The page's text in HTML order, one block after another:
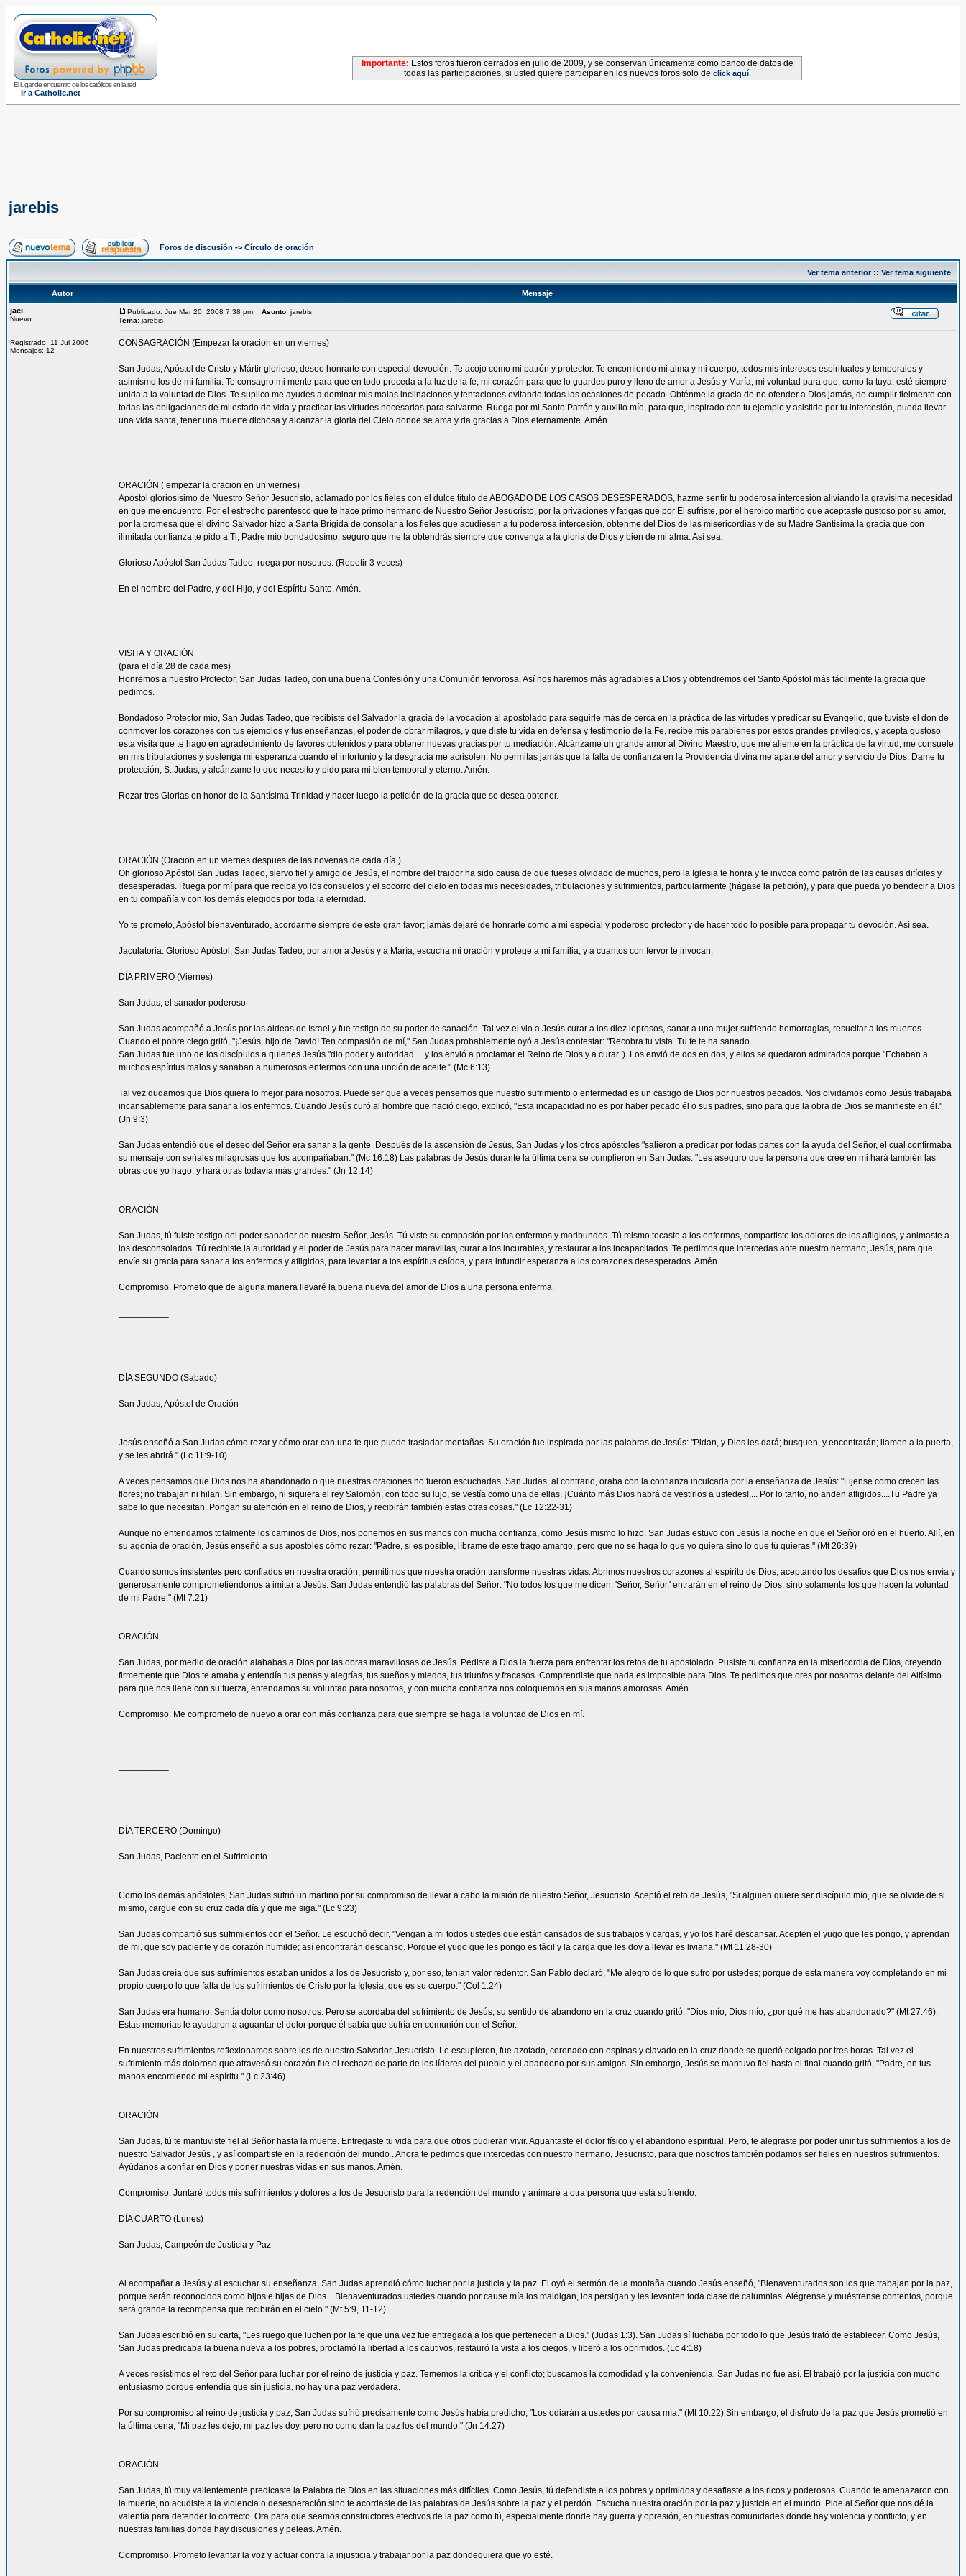
El lugar de encuentro de los católicos en la red
Ir a Catholic.net
Importante: Estos foros fueron cerrados en julio de 2009, y se conservan únicamente como banco de datos de
todas las participaciones, si usted quiere participar en los nuevos foros solo de click aquí.
jarebis
Foros de discusión -> Círculo de oración
Ver tema anterior:: Ver tema siguiente
Autor
Mensaje
jaei
Nuevo
Registrado: 11 Jul 2006
Mensajes: 12
Publicado: Jue Mar 20, 2008 7:38 pm Asunto: jarebis
Tema: jarebis
CONSAGRACIÓN (Empezar la oracion en un viernes)
San Judas, Apóstol de Cristo y Mártir glorioso, deseo honrarte con especial devoción. Te acojo como mi patrón y protector. Te encomiendo mi alma y mi cuerpo, todos mis intereses espirituales y temporales y
asimismo los de mi familia. Te consagro mi mente para que en todo proceda a la luz de la fe; mi corazón para que lo guardes puro y lleno de amor a Jesús y María; mi voluntad para que, como la tuya, esté siempre
unida a la voluntad de Dios. Te suplico me ayudes a dominar mis malas inclinaciones y tentaciones evitando todas las ocasiones de pecado. Obténme la gracia de no ofender a Dios jamás, de cumplir fielmente con
todas las obligaciones de mi estado de vida y practicar las virtudes necesarias para salvarme. Ruega por mi Santo Patrón y auxilio mío, para que, inspirado con tu ejemplo y asistido por tu intercesión, pueda llevar
una vida santa, tener una muerte dichosa y alcanzar la gloria del Cielo donde se ama y da gracias a Dios eternamente. Amén.
ORACIÓN ( empezar la oracion en un viernes)
Apóstol gloriosísimo de Nuestro Señor Jesucristo, aclamado por los fieles con el dulce título de ABOGADO DE LOS CASOS DESESPERADOS, hazme sentir tu poderosa intercesión aliviando la gravísima necesidad
en que me encuentro. Por el estrecho parentesco que te hace primo hermano de Nuestro Señor Jesucristo, por la privaciones y fatigas que por El sufriste, por el heroico martirio que aceptaste gustoso por su amor,
por la promesa que el divino Salvador hizo a Santa Brígida de consolar a los fieles que acudiesen a tu poderosa intercesión, obtenme del Dios de las misericordias y de su Madre Santísima la gracia que con
ilimitada confianza te pido a Ti, Padre mío bondadosímo, seguro que me la obtendrás siempre que convenga a la gloria de Dios y bien de mi alma. Así sea.
Glorioso Apóstol San Judas Tadeo, ruega por nosotros. (Repetir 3 veces)
En el nombre del Padre, y del Hijo, y del Espíritu Santo. Amén.
VISITA Y ORACIÓN
(para el día 28 de cada mes)
Honremos a nuestro Protector, San Judas Tadeo, con una buena Confesión y una Comunión fervorosa. Así nos haremos más agradables a Dios y obtendremos del Santo Apóstol más fácilmente la gracia que
pedimos.
Bondadoso Protector mío, San Judas Tadeo, que recibiste del Salvador la gracia de la vocación al apostolado para seguirle más de cerca en la práctica de las virtudes y predicar su Evangelio, que tuviste el don de
conmover los corazones con tus ejemplos y tus enseñanzas, el poder de obrar milagros, y que diste tu vida en defensa y testimonio de la Fe, recibe mis parabienes por estos grandes privilegios, y acepta gustoso
esta visita que te hago en agradecimiento de favores obtenidos y para obtener nuevas gracias por tu mediación. Alcánzame un grande amor al Divino Maestro, que me aliente en la práctica de la virtud, me consuele
en mis tribulaciones y sostenga mi esperanza cuando el infortunio y la desgracia me acrisolen. No permitas jamás que la falta de confianza en la Providencia divina me aparte del amor y servicio de Dios. Dame tu
protección, S. Judas, y alcánzame lo que necesito y pido para mi bien temporal y eterno. Amén.
Rezar tres Glorias en honor de la Santísima Trinidad y hacer luego la petición de la gracia que se desea obtener.
ORACIÓN (Oracion en un viernes despues de las novenas de cada día.)
Oh glorioso Apóstol San Judas Tadeo, siervo fiel y amigo de Jesús, el nombre del traidor ha sido causa de que fueses olvidado de muchos, pero la Iglesia te honra y te invoca como patrón de las causas difíciles y
desesperadas. Ruega por mí para que reciba yo los consuelos y el socorro del cielo en todas mis necesidades, tribulaciones y sufrimientos, particularmente (hágase la petición), y para que pueda yo bendecir a Dios
en tu compañía y con los demás elegidos por toda la eternidad.
Yo te prometo, Apóstol bienaventurado, acordarme siempre de este gran favor; jamás dejaré de honrarte como a mi especial y poderoso protector y de hacer todo lo posible para propagar tu devoción. Así sea.
Jaculatoria. Glorioso Apóstol, San Judas Tadeo, por amor a Jesús y a María, escucha mi oración y protege a mi familia, y a cuantos con fervor te invocan.
DÍA PRIMERO (Viernes)
San Judas, el sanador poderoso
San Judas acompañó a Jesús por las aldeas de Israel y fue testigo de su poder de sanación. Tal vez el vio a Jesús curar a los diez leprosos, sanar a una mujer sufriendo hemorragias, resucitar a los muertos.
Cuando el pobre ciego gritó, "¡Jesús, hijo de David! Ten compasión de mí," San Judas probablemente oyó a Jesús contestar: "Recobra tu vista. Tu fe te ha sanado.
San Judas fue uno de los discípulos a quienes Jesús "dio poder y autoridad ... y los envió a proclamar el Reino de Dios y a curar. ). Los envió de dos en dos, y ellos se quedaron admirados porque "Echaban a
muchos espíritus malos y sanaban a numerosos enfermos con una unción de aceite." (Mc 6:13)
Tal vez dudamos que Dios quiera lo mejor para nosotros. Puede ser que a veces pensemos que nuestro sufrimiento o enfermedad es un castigo de Dios por nuestros pecados. Nos olvidamos como Jesús trabajaba
incansablemente para sanar a los enfermos. Cuando Jesús curó al hombre que nació ciego, explicó, "Esta incapacidad no es por haber pecado él o sus padres, sino para que la obra de Dios se manifieste en él."
(Jn 9:3)
San Judas entendió que el deseo del Señor era sanar a la gente. Después de la ascensión de Jesús, San Judas y los otros apóstoles "salieron a predicar por todas partes con la ayuda del Señor, el cual confirmaba
su mensaje con señales milagrosas que los acompañaban." (Mc 16:18) Las palabras de Jesús durante la última cena se cumplieron en San Judas: "Les aseguro que la persona que cree en mi hará también las
obras que yo hago, y hará otras todavía más grandes." (Jn 12:14)
ORACIÓN
San Judas, tú fuiste testigo del poder sanador de nuestro Señor, Jesús. Tú viste su compasión por los enfermos y moribundos. Tú mismo tocaste a los enfermos, compartiste los dolores de los afligidos, y animaste a
los desconsolados. Tú recibiste la autoridad y el poder de Jesús para hacer maravillas, curar a los incurables, y restaurar a los incapacitados. Te pedimos que intercedas ante nuestro hermano, Jesús, para que
envíe su gracia para sanar a los enfermos y afligidos, para levantar a los espíritus caídos, y para infundir esperanza a los corazones desesperados. Amén.
Compromiso. Prometo que de alguna manera llevaré la buena nueva del amor de Dios a una persona enferma.
DÍA SEGUNDO (Sabado)
San Judas, Apóstol de Oración
Jesús enseñó a San Judas cómo rezar y cómo orar con una fe que puede trasladar montañas. Su oración fue inspirada por las palabras de Jesús: "Pidan, y Dios les dará; busquen, y encontrarán; llamen a la puerta,
y se les abrirá." (Lc 11:9-10)
A veces pensamos que Dios nos ha abandonado o que nuestras oraciones no fueron escuchadas. San Judas, al contrario, oraba con la confianza inculcada por la enseñanza de Jesús: "Fijense como crecen las
flores; no trabajan ni hilan. Sin embargo, ni siquiera el rey Salomón, con todo su lujo, se vestía como una de ellas. ¡Cuánto más Dios habrá de vestirlos a ustedes!.... Por lo tanto, no anden afligidos....Tu Padre ya
sabe lo que necesitan. Pongan su atención en el reino de Dios, y recibirán también estas otras cosas." (Lc 12:22-31)
Aunque no entendamos totalmente los caminos de Dios, nos ponemos en sus manos con mucha confianza, como Jesús mismo lo hizo. San Judas estuvo con Jesús la noche en que el Señor oró en el huerto. Allí, en
su agonía de oración, Jesús enseñó a sus apóstoles cómo rezar: "Padre, si es posible, líbrame de este trago amargo, pero que no se haga lo que yo quiera sino lo que tú quieras." (Mt 26:39)
Cuando somos insistentes pero confiados en nuestra oración, permitimos que nuestra oración transforme nuestras vidas. Abrimos nuestros corazones al espíritu de Dios, aceptando los desafíos que Dios nos envía y
generosamente comprometiéndonos a imitar a Jesús. San Judas entendió las palabras del Señor: "No todos los que me dicen: 'Señor, Señor,' entrarán en el reino de Dios, sino solamente los que hacen la voluntad
de mi Padre." (Mt 7:21)
ORACIÓN
San Judas, por medio de oración alababas a Dios por las obras maravillosas de Jesús. Pediste a Dios la fuerza para enfrentar los retos de tu apostolado. Pusiste tu confianza en la misericordia de Dios, creyendo
firmemente que Dios te amaba y entendía tus penas y alegrías, tus sueños y miedos, tus triunfos y fracasos. Comprendiste que nada es imposible para Dios. Te pedimos que ores por nosotros delante del Altísimo
para que nos llene con su fuerza, entendamos su voluntad para nosotros, y con mucha confianza nos coloquemos en sus manos amorosas. Amén.
Compromiso. Me comprometo de nuevo a orar con más confianza para que siempre se haga la voluntad de Dios en mí.
DÍA TERCERO (Domingo)
San Judas, Paciente en el Sufrimiento
Como los demás apóstoles, San Judas sufrió un martirio por su compromiso de llevar a cabo la misión de nuestro Señor, Jesucristo. Aceptó el reto de Jesús, "Si alguien quiere ser discípulo mío, que se olvide de si
mismo, cargue con su cruz cada día y que me siga." (Lc 9:23)
San Judas compartió sus sufrimientos con el Señor. Le escuchó decir, "Vengan a mi todos ustedes que están cansados de sus trabajos y cargas, y yo los haré descansar. Acepten el yugo que les pongo, y aprendan
de mi, que soy paciente y de corazón humilde; así encontrarán descanso. Porque el yugo que les pongo es fácil y la carga que les doy a llevar es liviana." (Mt 11:28-30)
San Judas creía que sus sufrimientos estaban unidos a los de Jesucristo y, por eso, tenían valor redentor. San Pablo declaró, "Me alegro de lo que sufro por ustedes; porque de esta manera voy completando en mi
propio cuerpo lo que falta de los sufrimientos de Cristo por la Iglesia, que es su cuerpo." (Col 1:24)
San Judas era humano. Sentía dolor como nosotros. Pero se acordaba del sufrimiento de Jesús, su sentido de abandono en la cruz cuando gritó, "Dios mío, Dios mío, ¿por qué me has abandonado?" (Mt 27:46).
Estas memorias le ayudaron a aguantar el dolor porque él sabia que sufría en comunión con el Señor.
En nuestros sufrimientos reflexionamos sobre los de nuestro Salvador, Jesucristo. Le escupieron, fue azotado, coronado con espinas y clavado en la cruz donde se quedó colgado por tres horas. Tal vez el
sufrimiento más doloroso que atravesó su corazón fue el rechazo de parte de los líderes del pueblo y el abandono por sus amigos. Sin embargo, Jesús se mantuvo fiel hasta el final cuando gritó, "Padre, en tus
manos encomiendo mi espíritu." (Lc 23:46)
ORACIÓN
San Judas, tú te mantuviste fiel al Señor hasta la muerte. Entregaste tu vida para que otros pudieran vivir. Aguantaste el dolor físico y el abandono espiritual. Pero, te alegraste por poder unir tus sufrimientos a los de
nuestro Salvador Jesús , y así compartiste en la redención del mundo . Ahora te pedimos que intercedas con nuestro hermano, Jesucristo, para que nosotros también podamos ser fieles en nuestros sufrimientos.
Ayúdanos a confiar en Dios y poner nuestras vidas en sus manos. Amén.
Compromiso. Juntaré todos mis sufrimientos y dolores a los de Jesucristo para la redención del mundo y animaré a otra persona que está sufriendo.
DÍA CUARTO (Lunes)
San Judas, Campeón de Justicia y Paz
Al acompañar a Jesús y al escuchar su enseñanza, San Judas aprendió cómo luchar por la justicia y la paz. El oyó el sermón de la montaña cuando Jesús enseñó, "Bienaventurados son los que trabajan por la paz,
porque serán reconocidos como hijos e hijas de Dios....Bienaventurados ustedes cuando por cause mía los maldigan, los persigan y les levanten toda clase de calumnias. Alégrense y muéstrense contentos, porque
será grande la recompensa que recibirán en el cielo." (Mt 5:9, 11-12)
San Judas escribió en su carta, "Les ruego que luchen por la fe que una vez fue entregada a los que pertenecen a Dios." (Judas 1:3). San Judas sí luchaba por todo lo que Jesús trató de establecer. Como Jesús,
San Judas predicaba la buena nueva a los pobres, proclamó la libertad a los cautivos, restauró la vista a los ciegos, y liberó a los oprimidos. (Lc 4:18)
A veces resistimos el reto del Señor para luchar por el reino de justicia y paz. Tememos la crítica y el conflicto; buscamos la comodidad y la conveniencia. San Judas no fue así. El trabajó por la justicia con mucho
entusiasmo porque entendía que sin justicia, no hay una paz verdadera.
Por su compromiso al reino de justicia y paz, San Judas sufrió precisamente como Jesús había predicho, "Los odiarán a ustedes por causa mía." (Mt 10:22) Sin embargo, él disfrutó de la paz que Jesús prometió en
la última cena, "Mi paz les dejo; mi paz les doy, pero no como dan la paz los del mundo." (Jn 14:27)
ORACIÓN
San Judas, tú muy valientemente predicaste la Palabra de Dios en las situaciones más difíciles. Como Jesús, tú defendiste a los pobres y oprimidos y desafiaste a los ricos y poderosos. Cuando te amenazaron con
la muerte, no acudiste a la violencia o desesperación sino te acordaste de las palabras de Jesús sobre la paz y el perdón. Escucha nuestra oración por la paz y justicia en el mundo. Pide al Señor que nos dé la
valentía para defender lo correcto. Ora para que seamos constructores efectivos de la paz como tú, especialmente donde hay guerra y opresión, en nuestras comunidades donde hay violencia y conflicto, y en
nuestras familias donde hay discusiones y peleas. Amén.
Compromiso. Prometo levantar la voz y actuar contra la injusticia y trabajar por la paz dondequiera que yo esté.